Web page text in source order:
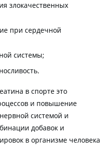
злокачественных
при сердечной
системы;
в спорте это
и повышение
системой и
добавок и
в организме человека